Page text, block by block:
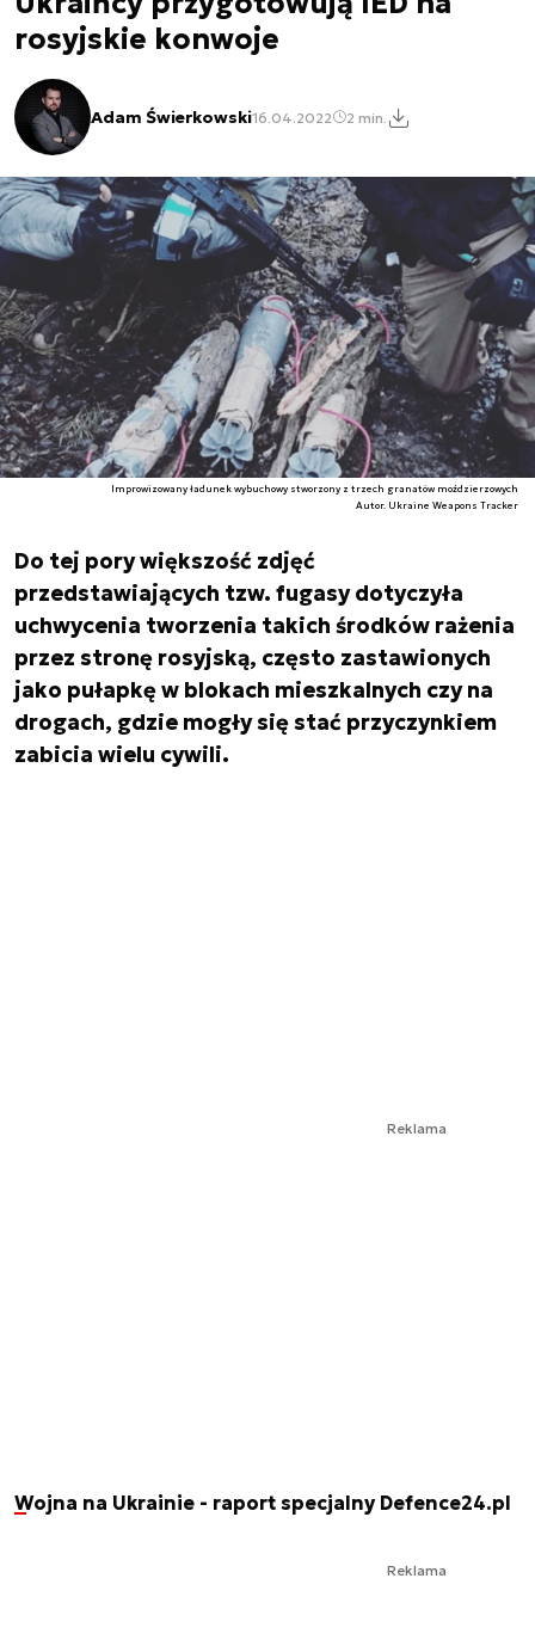
rosyjskie konwoje
Adam Świerkowski16.04.2022 2 min.
Improwizowany ładunek wybuchowy stworzony z trzech granatów moździerzowych
Autor. Ukraine Weapons Tracker
Do tej pory większość zdjęć
przedstawiających tzw. fugasy dotyczyła
uchwycenia tworzenia takich środków rażenia
przez stronę rosyjską, często zastawionych
jako pułapkę w blokach mieszkalnych czy na
drogach, gdzie mogły się stać przyczynkiem
zabicia wielu cywili.
Reklama
Wojna na Ukrainie - raport specjalny Defence24.pl
Reklama